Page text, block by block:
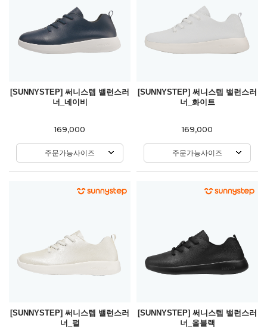
[SUNNYSTEP] 써니스텝 밸런스러
너_네이비
169,000
주문가능사이즈
[SUNNYSTEP] 써니스텝 밸런스러
너_화이트
169,000
주문가능사이즈
[SUNNYSTEP] 써니스텝 밸런스러
너_펄
[SUNNYSTEP] 써니스텝 밸런스러
너_올블랙